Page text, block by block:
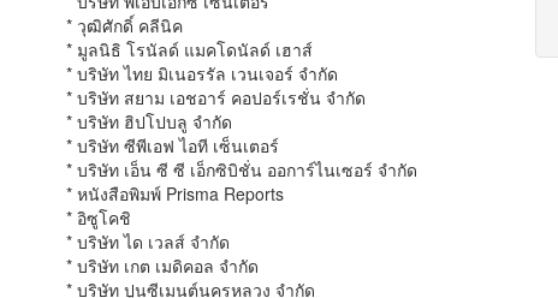
* วุฒิศักดิ์ คลีนิค
* มูลนิธิ โรนัลด์ แมคโดนัลด์ เฮาส์
* บริษัท ไทย มิเนอรรัล เวนเจอร์ จำกัด
* บริษัท สยาม เอชอาร์ คอปอร์เรชั่น จำกัด
* บริษัท ฮิปโปบลู จำกัด
* บริษัท ซีพีเอฟ ไอที เซ็นเตอร์
* บริษัท เอ็น ซี ซี เอ็กซิบิชั่น ออการ์ไนเซอร์ จำกัด
* หนังสือพิมพ์ Prisma Reports
* อิซูโคชิ
* บริษัท ได เวลส์ จำกัด
* บริษัท เกต เมดิคอล จำกัด
* บริษัท ปูนซีเมนต์นครหลวง จำกัด